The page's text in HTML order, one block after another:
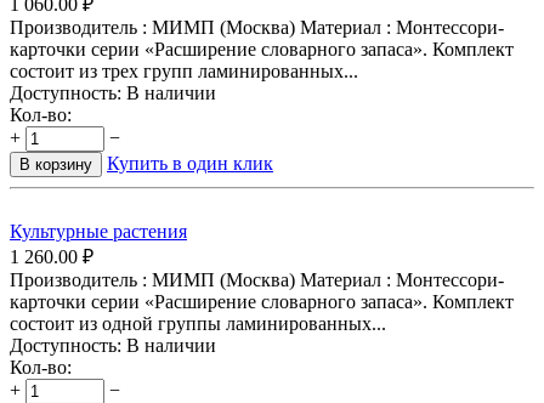
1 060.00 ₽
Производитель : МИМП (Москва) Материал : Монтессори-
карточки серии «Расширение словарного запаса». Комплект
состоит из трех групп ламинированных...
Доступность: В наличии
Кол-во:
+
−
В корзину Купить в один клик
Культурные растения
1 260.00 ₽
Производитель : МИМП (Москва) Материал : Монтессори-
карточки серии «Расширение словарного запаса». Комплект
состоит из одной группы ламинированных...
Доступность: В наличии
Кол-во:
+
−